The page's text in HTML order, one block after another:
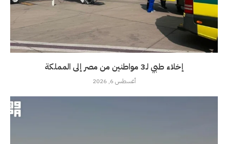
إخلاء طبي لـ3 مواطنين من مصر إلى المملكة
أغسطس 6, 2026